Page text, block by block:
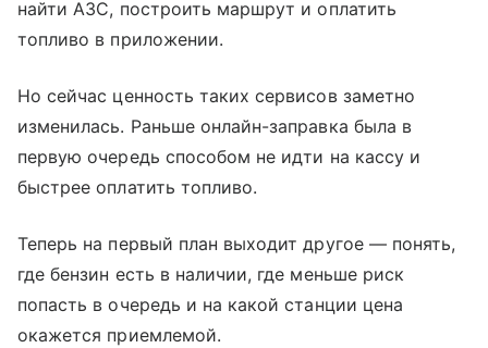
найти АЗС, построить маршрут и оплатить
топливо в приложении.
Но сейчас ценность таких сервисов заметно
изменилась. Раньше онлайн-заправка была в
первую очередь способом не идти на кассу и
быстрее оплатить топливо.
Теперь на первый план выходит другое — понять,
где бензин есть в наличии, где меньше риск
попасть в очередь и на какой станции цена
окажется приемлемой.